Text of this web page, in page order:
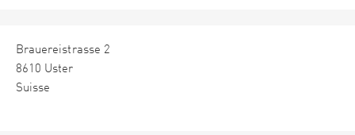
Brauereistrasse 2
8610 Uster
Suisse